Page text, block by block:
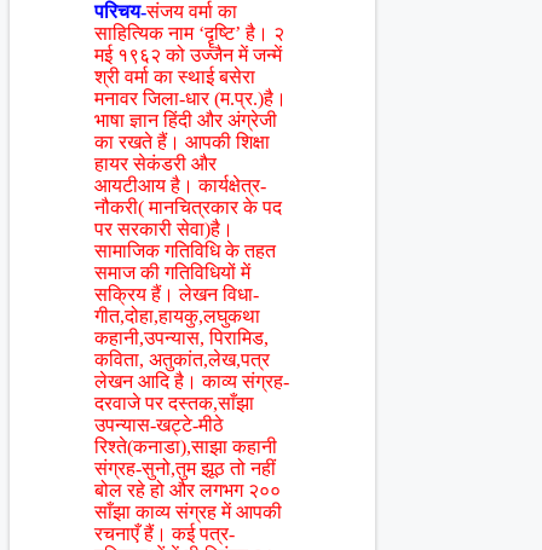
परिचय-संजय वर्मा का
साहित्यिक नाम ‘दॄष्टि’ है। २
मई १९६२ को उज्जैन में जन्में
श्री वर्मा का स्थाई बसेरा
मनावर जिला-धार (म.प्र.)है।
भाषा ज्ञान हिंदी और अंग्रेजी
का रखते हैं। आपकी शिक्षा
हायर सेकंडरी और
आयटीआय है। कार्यक्षेत्र-
नौकरी( मानचित्रकार के पद
पर सरकारी सेवा)है।
सामाजिक गतिविधि के तहत
समाज की गतिविधियों में
सक्रिय हैं। लेखन विधा-
गीत,दोहा,हायकु,लघुकथा
कहानी,उपन्यास, पिरामिड,
कविता, अतुकांत,लेख,पत्र
लेखन आदि है। काव्य संग्रह-
दरवाजे पर दस्तक,साँझा
उपन्यास-खट्टे-मीठे
रिश्ते(कनाडा),साझा कहानी
संग्रह-सुनो,तुम झूठ तो नहीं
बोल रहे हो और लगभग २००
साँझा काव्य संग्रह में आपकी
रचनाएँ हैं। कई पत्र-